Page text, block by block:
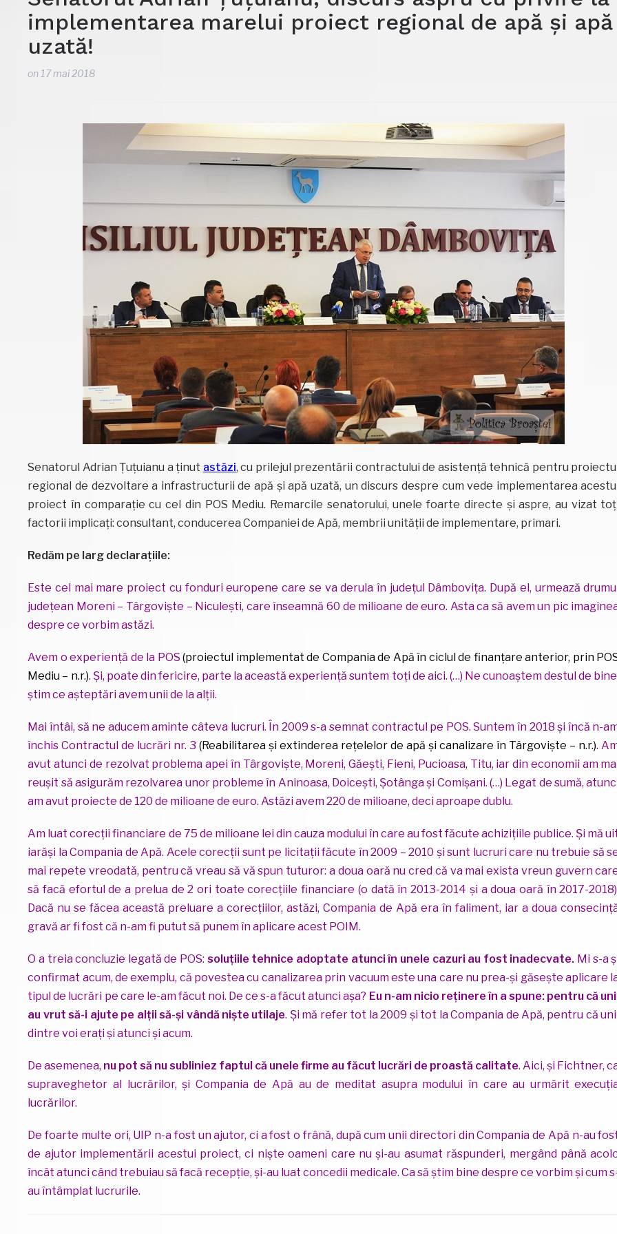
implementarea marelui proiect regional de apă și apă
uzată!
on 17 mai 2018
Senatorul Adrian Țuțuianu a ținut astăzi, cu prilejul prezentării contractului de asistență tehnică pentru
regional de dezvoltare a infrastructurii de apă și apă uzată, un discurs despre cum vede implementarea
proiect în comparație cu cel din POS Mediu. Remarcile senatorului, unele foarte directe și aspre, au vizat
factorii implicați: consultant, conducerea Companiei de Apă, membrii unității de implementare, primari.
Redăm pe larg declarațiile:
Este cel mai mare proiect cu fonduri europene care se va derula în județul Dâmbovița. După el, urmează
județean Moreni – Târgoviște – Niculești, care înseamnă 60 de milioane de euro. Asta ca să avem un pic
despre ce vorbim astăzi.
Avem o experiență de la POS(proiectul implementat de Compania de Apă în ciclul de finanțare anterior, prin
Mediu – n.r.). Și, poate din fericire, parte la această experiență suntem toți de aici. (…) Ne cunoaștem destul de
știm ce așteptări avem unii de la alții.
Mai întâi, să ne aducem aminte câteva lucruri. În 2009 s-a semnat contractul pe POS. Suntem în 2018 și încă n-
închis Contractul de lucrări nr. 3(Reabilitarea și extinderea rețelelor de apă și canalizare în Târgoviște – n.r.).
avut atunci de rezolvat problema apei în Târgoviște, Moreni, Găești, Fieni, Pucioasa, Titu, iar din economii am
reușit să asigurăm rezolvarea unor probleme în Aninoasa, Doicești, Șotânga și Comișani. (…) Legat de sumă,
am avut proiecte de 120 de milioane de euro. Astăzi avem 220 de milioane, deci aproape dublu.
Am luat corecții financiare de 75 de milioane lei din cauza modului în care au fost făcute achizițiile publice. Și mă
iarăși la Compania de Apă. Acele corecții sunt pe licitații făcute în 2009 – 2010 și sunt lucruri care nu trebuie să
mai repete vreodată, pentru că vreau să vă spun tuturor: a doua oară nu cred că va mai exista vreun guvern
să facă efortul de a prelua de 2 ori toate corecțiile financiare (o dată în 2013-2014 și a doua oară în 2017-
Dacă nu se făcea această preluare a corecțiilor, astăzi, Compania de Apă era în faliment, iar a doua
gravă ar fi fost că n-am fi putut să punem în aplicare acest POIM.
O a treia concluzie legată de POS: soluțiile tehnice adoptate atunci în unele cazuri au fost inadecvate. Mi s-a
confirmat acum, de exemplu, că povestea cu canalizarea prin vacuum este una care nu prea-și găsește aplicare
tipul de lucrări pe care le-am făcut noi. De ce s-a făcut atunci așa? Eu n-am nicio reținere în a spune: pentru că
au vrut să-i ajute pe alții să-și vândă niște utilaje. Și mă refer tot la 2009 și tot la Compania de Apă, pentru că
dintre voi erați și atunci și acum.
De asemenea, nu pot să nu subliniez faptul că unele firme au făcut lucrări de proastă calitate. Aici, și Fichtner,
supraveghetor al lucrărilor, și Compania de Apă au de meditat asupra modului în care au urmărit
lucrărilor.
De foarte multe ori, UIP n-a fost un ajutor, ci a fost o frână, după cum unii directori din Compania de Apă n-au
de ajutor implementării acestui proiect, ci niște oameni care nu și-au asumat răspunderi, mergând până
încât atunci când trebuiau să facă recepție, și-au luat concedii medicale. Ca să știm bine despre ce vorbim și cum
au întâmplat lucrurile.